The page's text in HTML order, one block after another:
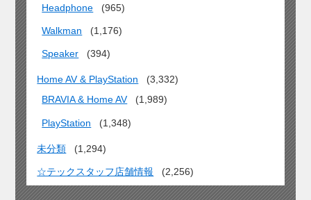
Headphone
(965)
Walkman (1,176)
Speaker (394)
Home AV & PlayStation
(3,332)
BRAVIA & Home AV
(1,989)
PlayStation (1,348)
未分類 (1,294)
☆テックスタッフ店舗情報 (2,256)